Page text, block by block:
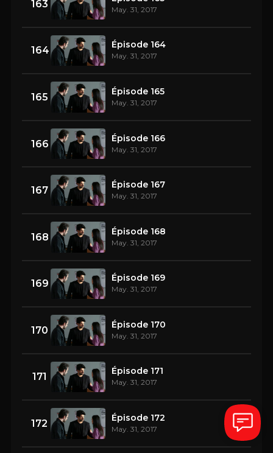
163 May. 31, 2017
164 Épisode 164
May. 31, 2017
165 Épisode 165
May. 31, 2017
166 Épisode 166
May. 31, 2017
167 Épisode 167
May. 31, 2017
168 Épisode 168
May. 31, 2017
169 Épisode 169
May. 31, 2017
170 Épisode 170
May. 31, 2017
171 Épisode 171
May. 31, 2017
172 Épisode 172
May. 31, 2017